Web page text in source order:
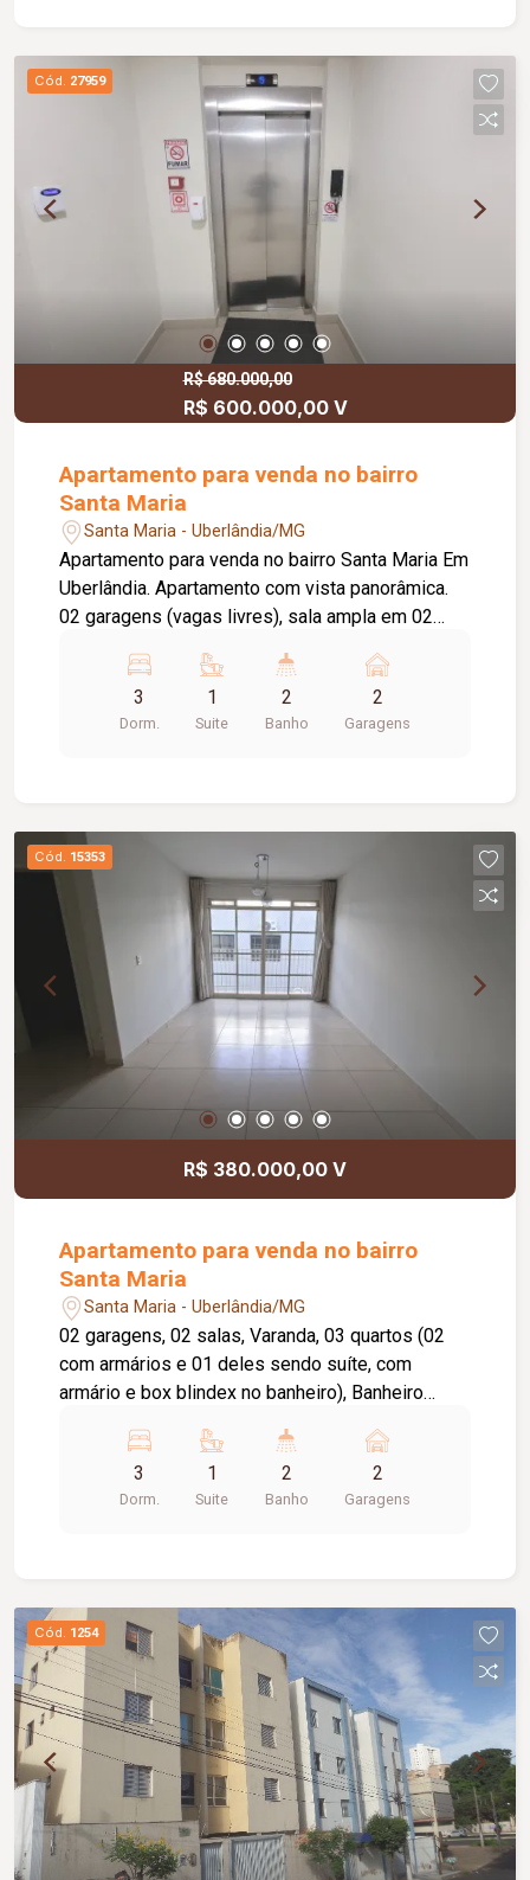
Cód. 27959
R$ 680.000,00
R$ 600.000,00 V
Apartamento para venda no bairro
Santa Maria
Santa Maria - Uberlândia/MG
Apartamento para venda no bairro Santa Maria Em
Uberlândia. Apartamento com vista panorâmica.
02 garagens (vagas livres), sala ampla em 02
churrasqueira), 03 Quartos (02 com armários,
sendo 01 suíte com box Blindex, armário sob a
pia e espelho) banheiro social (Com armários sob
Metragem Construída: 183,91m². Prédio: Portão e
porteiro eletrônico, salão de festas com terraço
gourmet. Agende sua visita. Aguardo seu retorno
3
Dorm.
1
Suite
2
Banho
2
Garagens
Cód. 15353
R$ 380.000,00 V
Apartamento para venda no bairro
Santa Maria
Santa Maria - Uberlândia/MG
02 garagens, 02 salas, Varanda, 03 quartos (02
com armários e 01 deles sendo suíte, com
armário e box blindex no banheiro), Banheiro
Cozinha (Com armário), Lavanderia, Piso
cerâmica e Decorflex. Metragem Privativa:
109,67m². Metragem Construída: 164,10m².
3
Dorm.
1
Suite
2
Banho
2
Garagens
Cód. 1254